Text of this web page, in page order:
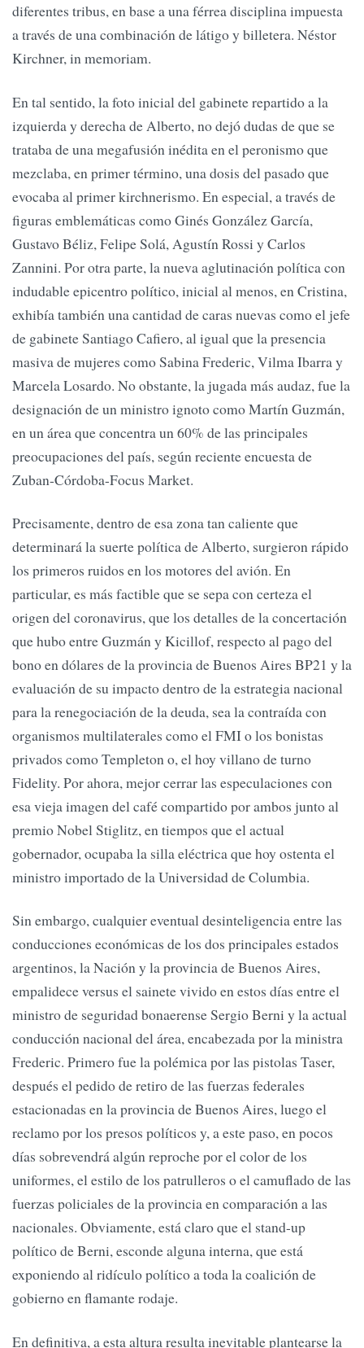
diferentes tribus, en base a una férrea disciplina impuesta
a través de una combinación de látigo y billetera. Néstor
Kirchner, in memoriam.
En tal sentido, la foto inicial del gabinete repartido a la
izquierda y derecha de Alberto, no dejó dudas de que se
trataba de una megafusión inédita en el peronismo que
mezclaba, en primer término, una dosis del pasado que
evocaba al primer kirchnerismo. En especial, a través de
figuras emblemáticas como Ginés González García,
Gustavo Béliz, Felipe Solá, Agustín Rossi y Carlos
Zannini. Por otra parte, la nueva aglutinación política con
indudable epicentro político, inicial al menos, en Cristina,
exhibía también una cantidad de caras nuevas como el jefe
de gabinete Santiago Cafiero, al igual que la presencia
masiva de mujeres como Sabina Frederic, Vilma Ibarra y
Marcela Losardo. No obstante, la jugada más audaz, fue la
designación de un ministro ignoto como Martín Guzmán,
en un área que concentra un 60% de las principales
preocupaciones del país, según reciente encuesta de
Zuban-Córdoba-Focus Market.
Precisamente, dentro de esa zona tan caliente que
determinará la suerte política de Alberto, surgieron rápido
los primeros ruidos en los motores del avión. En
particular, es más factible que se sepa con certeza el
origen del coronavirus, que los detalles de la concertación
que hubo entre Guzmán y Kicillof, respecto al pago del
bono en dólares de la provincia de Buenos Aires BP21 y la
evaluación de su impacto dentro de la estrategia nacional
para la renegociación de la deuda, sea la contraída con
organismos multilaterales como el FMI o los bonistas
privados como Templeton o, el hoy villano de turno
Fidelity. Por ahora, mejor cerrar las especulaciones con
esa vieja imagen del café compartido por ambos junto al
premio Nobel Stiglitz, en tiempos que el actual
gobernador, ocupaba la silla eléctrica que hoy ostenta el
ministro importado de la Universidad de Columbia.
Sin embargo, cualquier eventual desinteligencia entre las
conducciones económicas de los dos principales estados
argentinos, la Nación y la provincia de Buenos Aires,
empalidece versus el sainete vivido en estos días entre el
ministro de seguridad bonaerense Sergio Berni y la actual
conducción nacional del área, encabezada por la ministra
Frederic. Primero fue la polémica por las pistolas Taser,
después el pedido de retiro de las fuerzas federales
estacionadas en la provincia de Buenos Aires, luego el
reclamo por los presos políticos y, a este paso, en pocos
días sobrevendrá algún reproche por el color de los
uniformes, el estilo de los patrulleros o el camuflado de las
fuerzas policiales de la provincia en comparación a las
nacionales. Obviamente, está claro que el stand-up
político de Berni, esconde alguna interna, que está
exponiendo al ridículo político a toda la coalición de
gobierno en flamante rodaje.
En definitiva, a esta altura resulta inevitable plantearse la